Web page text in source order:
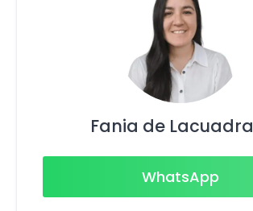
Fania de Lacuadra
WhatsApp